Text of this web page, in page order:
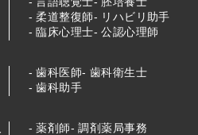
柔道整復師
リハビリ助手
臨床心理士
公認心理師
歯科医師
歯科衛生士
歯科助手
薬剤師 調剤薬局事務